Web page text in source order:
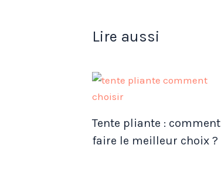
Lire aussi
Tente pliante : comment
faire le meilleur choix ?